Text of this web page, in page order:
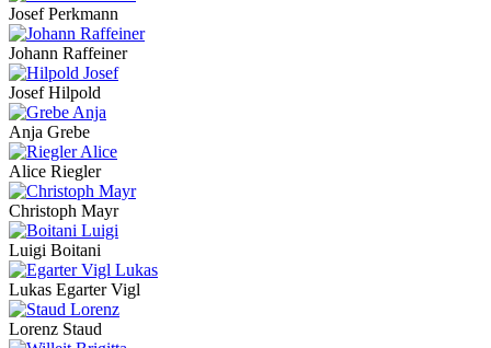
Josef Perkmann
Johann Raffeiner
Josef Hilpold
Anja Grebe
Alice Riegler
Christoph Mayr
Luigi Boitani
Lukas Egarter Vigl
Lorenz Staud